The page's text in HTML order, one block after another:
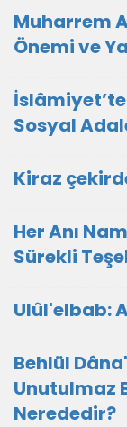
Muharrem
Önemi ve
Sosyal
Kiraz
Her Anı
Sürekli
Ulûl'elbab:
Behlül
Unutulmaz
Nerededir?